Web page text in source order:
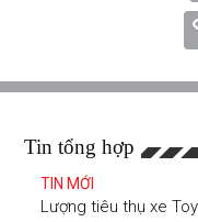
Tin tổng hợp
TIN MỚI
Lượng tiêu thụ xe